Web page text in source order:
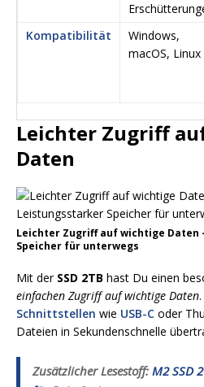
Kompatibilität
Windows,
macOS, Linux
Leichter Zugriff
Daten
Leichter Zugriff auf wichtige Daten
Speicher für unterwegs
Mit der SSD 2TB hast Du einen
einfachen Zugriff auf wichtige Daten
Schnittstellen wie USB-C oder
Dateien in Sekundenschnelle
Zusätzlicher Lesestoff: M2 SSD